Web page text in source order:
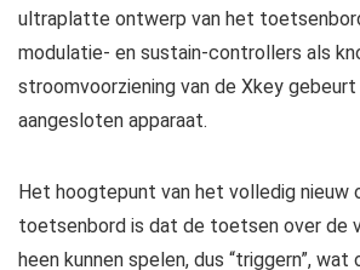
ultraplatte ontwerp van het
modulatie- en sustain-controllers als
stroomvoorziening van de Xkey
aangesloten apparaat.
Het hoogtepunt van het volledig nieuw
toetsenbord is dat de toetsen over de
heen kunnen spelen, dus “triggern”, wat